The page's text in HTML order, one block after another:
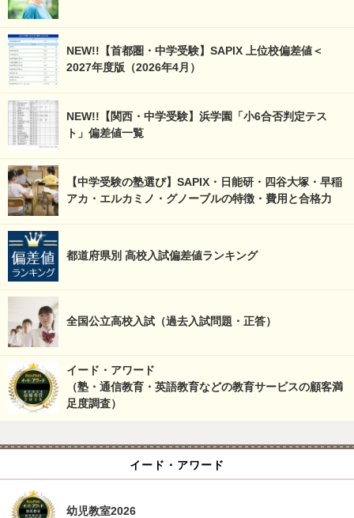
NEW!!【首都圏・中学受験】SAPIX 上位校偏差値＜
2027年度版（2026年4月）
NEW!!【関西・中学受験】浜学園「小6合否判定テス
ト」偏差値一覧
【中学受験の塾選び】SAPIX・日能研・四谷大塚・早稲
アカ・エルカミノ・グノーブルの特徴・費用と合格力
都道府県別 高校入試偏差値ランキング
全国公立高校入試（過去入試問題・正答）
イード・アワード
（塾・通信教育・英語教育などの教育サービスの顧客満
足度調査）
イード・アワード
幼児教室2026